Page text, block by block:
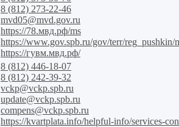
8 (812) 273-22-46
mvd05@mvd.gov.ru
https://78.мвд.рф/ms
https://www.gov.spb.ru/gov/terr/reg_pushkin/
https://гувм.мвд.рф/
8 (812) 446-18-07
8 (812) 242-39-32
vckp@vckp.spb.ru
update@vckp.spb.ru
compens@vckp.spb.ru
https://kvartplata.info/helpful-info/services-